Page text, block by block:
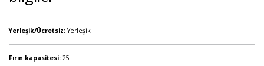
Yerleşik/Ücretsiz: Yerleşik
Fırın kapasitesi: 25 l